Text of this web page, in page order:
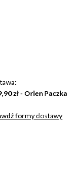
zł - Orlen Paczka
formy dostawy